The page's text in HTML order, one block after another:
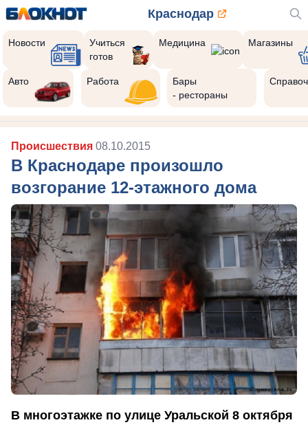
Краснодар
Новости
Учиться
готов
Медицина Магазины
Авто Работа
Бары
- рестораны
Происшествия 08.10.2015
В Краснодаре произошло
возгорание 12-этажного дома
В многоэтажке по улице Уральской 8 октября